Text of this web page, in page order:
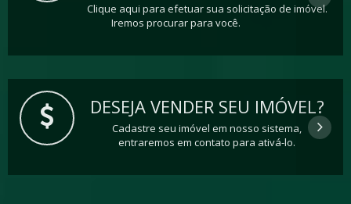
Clique aqui para efetuar sua solicitação de imóvel.
Iremos procurar para você.
DESEJA VENDER SEU IMÓVEL?
Cadastre seu imóvel em nosso sistema,
entraremos em contato para ativá-lo.